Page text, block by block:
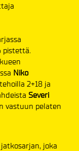
pistettä.
Niko
tehoilla 2+18 ja
Severi
vastuun pelaten
joka